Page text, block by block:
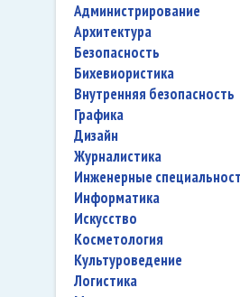
администрирование
архитектура
безопасность
бихевиористика
внутренняя безопасность
графика
дизайн
журналистика
инженерные
информатика
искусство
косметология
культуроведение
логистика